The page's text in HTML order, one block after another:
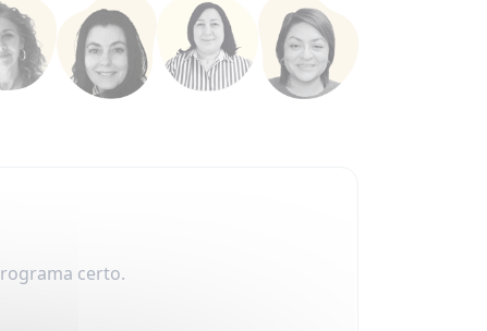
certo.